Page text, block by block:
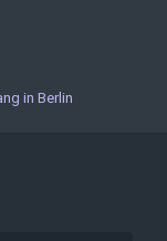
in Berlin